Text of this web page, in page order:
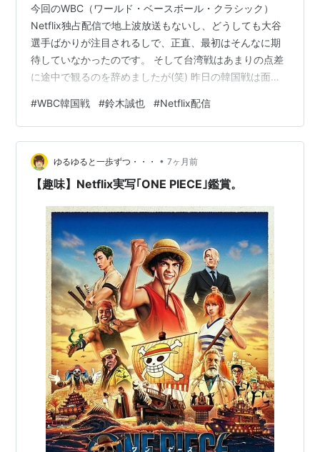
今回のWBC（ワールド・ベースボール・クラシック）
Netflix独占配信で地上波放送もないし、どうしても大谷
選手ばかりが注目されるしで、正直、最初はそんなに期
待していなかったのです。 そして台湾戦はあまりの点差
に途中で観るのを辞めましたが(笑) 昨日の韓国戦は面白
丿アヒージョをつまみつつ、美味しいお酒が飲めまし
た。ありがとう！ ところでこの時期の日本アスリートの
皆さんに「花粉症」の人っていないのでしょうか？ もし
花粉症だったら、薬とか飲めないのでは……？ドーピング
はあるのか？なくても眠気🥱とか？辛くないのかな？な
#WBC韓国戦 #鈴木誠也 #Netflix配信
ゆるゆると一歩ずつ・・・ • 7ヶ月前
【趣味】Netflix実写｢ONE PIECE｣鑑賞。